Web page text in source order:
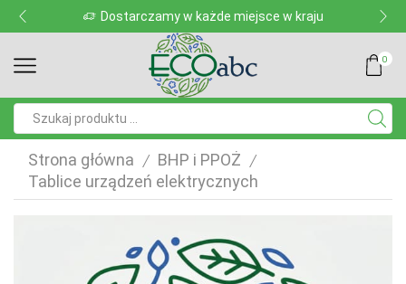
Dostarczamy w każde miejsce w kraju
0
Strona główna / BHP i PPOŻ /
Tablice urządzeń elektrycznych